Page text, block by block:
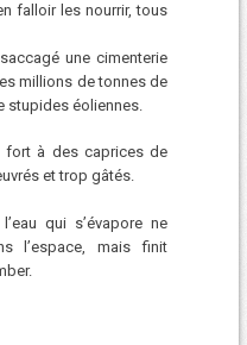
falloir les nourrir, tous
une cimenterie
millions de tonnes de
stupides éoliennes.
fort à des caprices de
et trop gâtés.
qui s’évapore ne
l’espace, mais finit